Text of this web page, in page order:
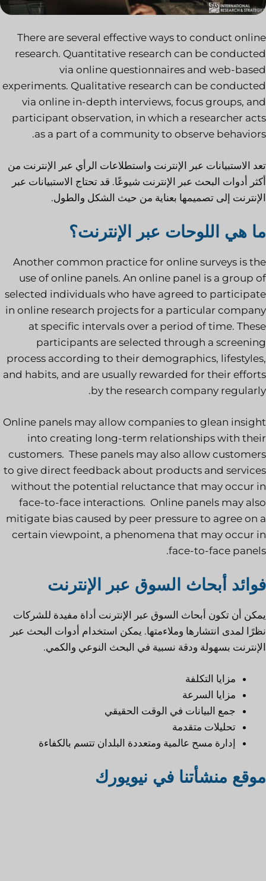
There are several effective ways to conduct online
research. Quantitative research can be conducted
via online questionnaires and web-based
experiments. Qualitative research can be conducted
via online in-depth interviews, focus groups, and
participant observation, in which a researcher acts
as a part of a community to observe behaviors.
تعد الاستبيانات عبر الإنترنت واستطلاعات الرأي عبر الإنترنت من
أكثر أدوات البحث عبر الإنترنت شيوعًا. قد تحتاج الاستبيانات عبر
الإنترنت إلى تصميمها بعناية من حيث الشكل والطول.
ما هي اللوحات عبر الإنترنت؟
Another common practice for online surveys is the
use of online panels. An online panel is a group of
selected individuals who have agreed to participate
in online research projects for a particular company
at specific intervals over a period of time. These
participants are selected through a screening
process according to their demographics, lifestyles,
and habits, and are usually rewarded for their efforts
by the research company regularly.
Online panels may allow companies to glean insight
into creating long-term relationships with their
customers. These panels may also allow customers
to give direct feedback about products and services
without the potential reluctance that may occur in
face-to-face interactions. Online panels may also
mitigate bias caused by peer pressure to agree on a
certain viewpoint, a phenomena that may occur in
face-to-face panels.
فوائد أبحاث السوق عبر الإنترنت
يمكن أن تكون أبحاث السوق عبر الإنترنت أداة مفيدة للشركات
نظرًا لمدى انتشارها وملاءمتها. يمكن استخدام أدوات البحث عبر
الإنترنت بسهولة ودقة نسبية في البحث النوعي والكمي.
مزايا التكلفة
مزايا السرعة
جمع البيانات في الوقت الحقيقي
تحليلات متقدمة
إدارة مسح عالمية ومتعددة البلدان تتسم بالكفاءة
موقع منشأتنا في نيويورك